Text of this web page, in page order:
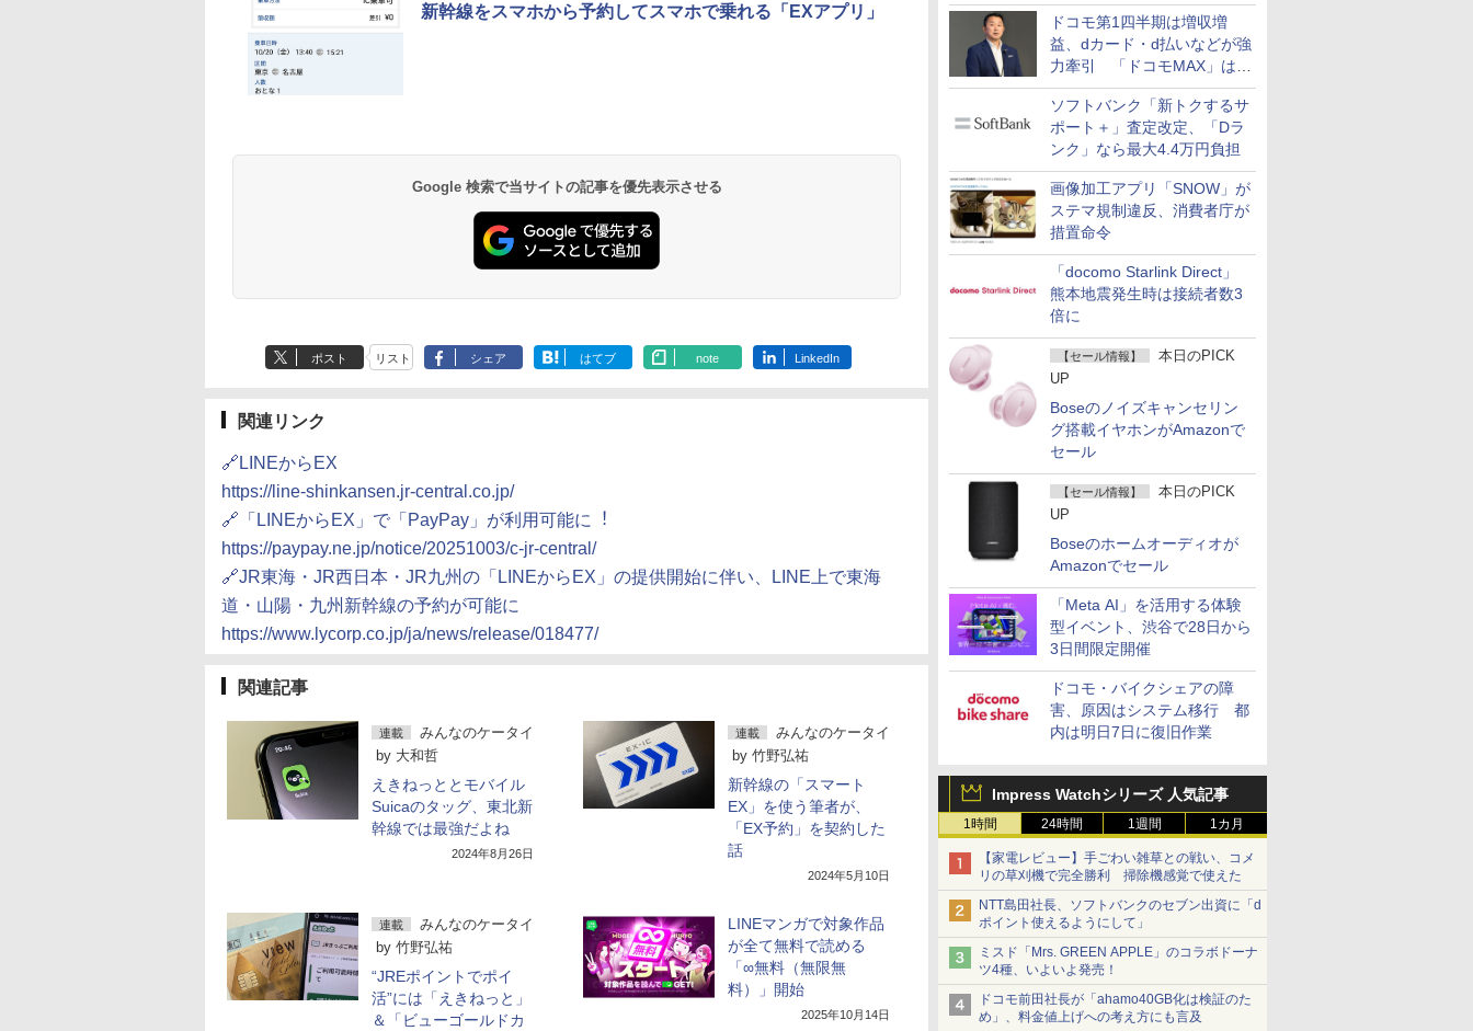
ドコモ第1四半期は増収増
益、dカード・d払いなどが強
力牽引 「ドコモMAX」は
400万契約突破
ソフトバンク「新トクするサ
ポート＋」査定改定、「Dラ
ンク」なら最大4.4万円負担
画像加工アプリ「SNOW」が
ステマ規制違反、消費者庁が
措置命令
「docomo Starlink Direct」
熊本地震発生時は接続者数3
倍に
【セール情報】
本日のPICK
UP
Boseのノイズキャンセリン
グ搭載イヤホンがAmazonで
セール
【セール情報】
本日のPICK
UP
Boseのホームオーディオが
Amazonでセール
「Meta AI」を活用する体験
型イベント、渋谷で28日から
3日間限定開催
ドコモ・バイクシェアの障
害、原因はシステム移行 都
内は明日7日に復旧作業
Impress Watchシリーズ 人気記事
1時間 24時間 1週間 1カ月
【家電レビュー】手ごわい雑草との戦い、コメ
リの草刈機で完全勝利 掃除機感覚で使えた
NTT島田社長、ソフトバンクのセブン出資に「d
ポイント使えるようにして」
ミスド「Mrs. GREEN APPLE」のコラボドーナ
ツ4種、いよいよ発売！
ドコモ前田社長が「ahamo40GB化は検証のた
め」、料金値上げへの考え方にも言及
新幹線をスマホから予約してスマホで乗れる「EXアプリ」
Google 検索で当サイトの記事を優先表示させる
ポスト リスト シェア はてブ note LinkedIn
関連リンク
🔗LINEからEX
https://line-shinkansen.jr-central.co.jp/
🔗「LINEからEX」で「PayPay」が利⽤可能に︕
https://paypay.ne.jp/notice/20251003/c-jr-central/
🔗JR東海・JR西日本・JR九州の「LINEからEX」の提供開始に伴い、LINE上で東海
道・山陽・九州新幹線の予約が可能に
https://www.lycorp.co.jp/ja/news/release/018477/
関連記事
連載
みんなのケータイ
by 大和哲
えきねっととモバイル
Suicaのタッグ、東北新
幹線では最強だよね
2024年8月26日
連載
みんなのケータイ
by 竹野弘祐
新幹線の「スマート
EX」を使う筆者が、
「EX予約」を契約した
話
2024年5月10日
連載
みんなのケータイ
by 竹野弘祐
“JREポイントでポイ
活”には「えきねっと」
＆「ビューゴールドカ
LINEマンガで対象作品
が全て無料で読める
「∞無料（無限無
料）」開始
2025年10月14日